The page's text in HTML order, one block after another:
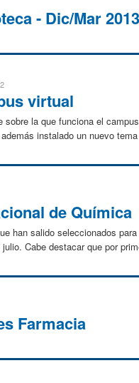
- Dic/Mar
virtual
sobre la que funciona el
instalado un nuevo
de Química
han salido seleccionados
Cabe destacar que por
Farmacia